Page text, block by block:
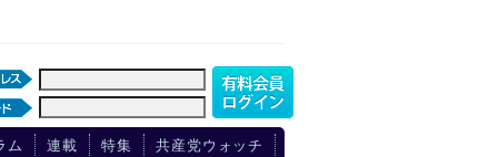
ム 連載 特集 共産党ウォッチ